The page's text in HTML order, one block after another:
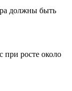
должны быть
при росте около